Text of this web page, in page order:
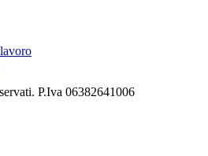
P.Iva 06382641006